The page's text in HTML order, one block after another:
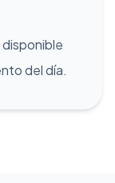
del día.